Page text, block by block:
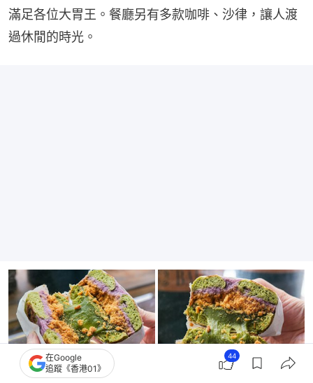
滿足各位大胃王。餐廳另有多款咖啡、沙律，讓人渡
過休閒的時光。
在Google
追蹤《香港01》
44